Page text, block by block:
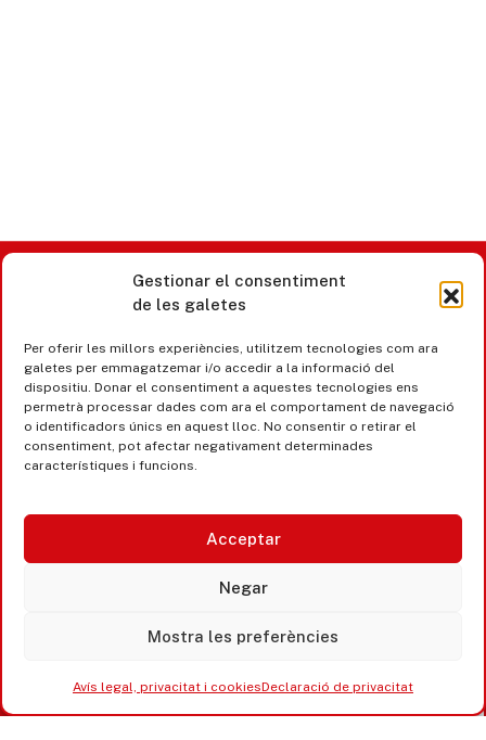
Gestionar el consentiment
de les galetes
Per oferir les millors experiències, utilitzem tecnologies com ara
galetes per emmagatzemar i/o accedir a la informació del
dispositiu. Donar el consentiment a aquestes tecnologies ens
permetrà processar dades com ara el comportament de navegació
o identificadors únics en aquest lloc. No consentir o retirar el
consentiment, pot afectar negativament determinades
característiques i funcions.
Acceptar
Negar
Mostra les preferències
Avís legal, privacitat i cookiesDeclaració de privacitat
Castell d’Aro · Platja d’Aro · S’Agaró
365 www.platjadaro
Avís legal, privacitat i cookies